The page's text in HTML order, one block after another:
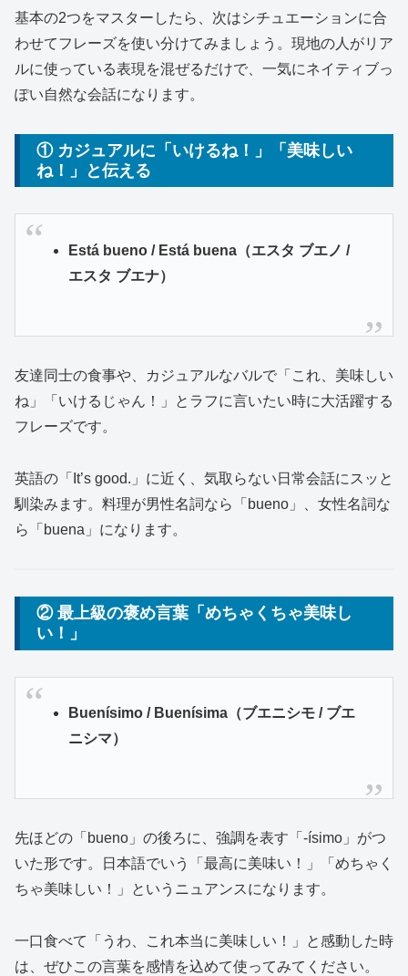
基本の2つをマスターしたら、次はシチュエーションに合
わせてフレーズを使い分けてみましょう。現地の人がリア
ルに使っている表現を混ぜるだけで、一気にネイティブっ
ぽい自然な会話になります。
① カジュアルに「いけるね！」「美味しい
ね！」と伝える
Está bueno / Está buena（エスタ ブエノ /
エスタ ブエナ）
友達同士の食事や、カジュアルなバルで「これ、美味しい
ね」「いけるじゃん！」とラフに言いたい時に大活躍する
フレーズです。
英語の「It’s good.」に近く、気取らない日常会話にスッと
馴染みます。料理が男性名詞なら「bueno」、女性名詞な
ら「buena」になります。
② 最上級の褒め言葉「めちゃくちゃ美味し
い！」
Buenísimo / Buenísima（ブエニシモ / ブエ
ニシマ）
先ほどの「bueno」の後ろに、強調を表す「-ísimo」がつ
いた形です。日本語でいう「最高に美味い！」「めちゃく
ちゃ美味しい！」というニュアンスになります。
一口食べて「うわ、これ本当に美味しい！」と感動した時
は、ぜひこの言葉を感情を込めて使ってみてください。